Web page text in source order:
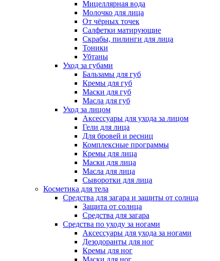
Мицеллярная вода
Молочко для лица
От чёрных точек
Салфетки матирующие
Скрабы, пилинги для лица
Тоники
Убтаны
Уход за губами
Бальзамы для губ
Кремы для губ
Маски для губ
Масла для губ
Уход за лицом
Аксессуары для ухода за лицом
Гели для лица
Для бровей и ресниц
Комплексные программы
Кремы для лица
Маски для лица
Масла для лица
Сыворотки для лица
Косметика для тела
Средства для загара и защиты от солнца
Защита от солнца
Средства для загара
Средства по уходу за ногами
Аксессуары для ухода за ногами
Дезодоранты для ног
Кремы для ног
Маски для ног